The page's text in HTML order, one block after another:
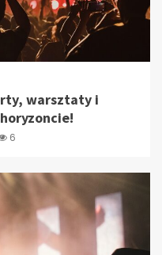
warsztaty i
6